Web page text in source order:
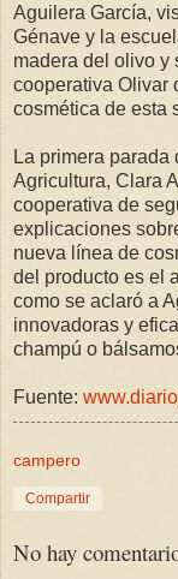
Aguilera García,
Génave y la
madera del olivo y
cooperativa Olivar
cosmética de esta
La primera
Agricultura, Clara
cooperativa de
explicaciones
nueva línea de
del producto es el
como se aclaró a
innovadoras y
champú o
Fuente:
campero
Compartir
No hay